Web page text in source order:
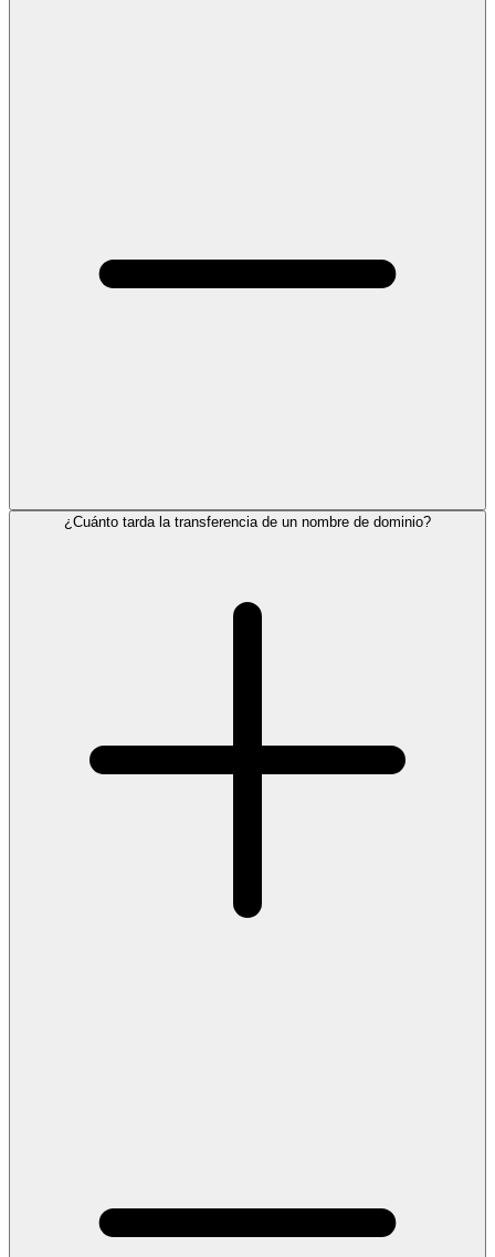
¿Cuánto tarda la transferencia de un nombre de dominio?